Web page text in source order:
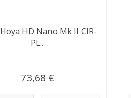
HD Nano Mk II CIR-
PL...
73,68 €